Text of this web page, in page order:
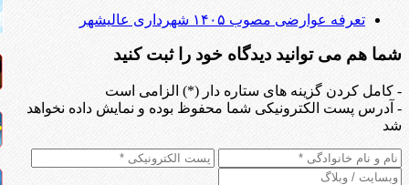
تعرفه عوارضی مصوب ۱۴۰۵ شهرداری عالیشهر
شما هم می توانید دیدگاه خود را ثبت کنید
- کامل کردن گزینه های ستاره دار (*) الزامی است
- آدرس پست الکترونیکی شما محفوظ بوده و نمایش داده نخواهد
شد